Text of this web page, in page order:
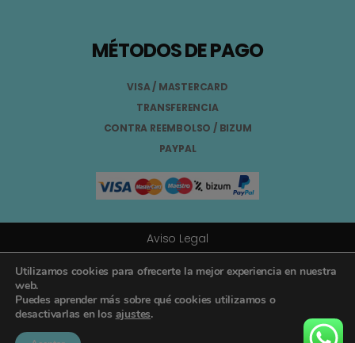
MÉTODOS DE PAGO
VISA / MASTERCARD
TRANSFERENCIA
CONTRA REEMBOLSO / BIZUM
PAYPAL
Aviso Legal
Términos y Condiciones
Política de Privacidad
Registro General Sanitario Nº 26.024094/GR
Utilizamos cookies para ofrecerte la mejor experiencia en nuestra
web.
Puedes aprender más sobre qué cookies utilizamos o
desactivarlas en los ajustes.